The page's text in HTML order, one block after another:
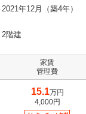
2021年12月（築4年）
2階建
家賃
管理費
15.1万円
4,000円